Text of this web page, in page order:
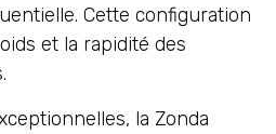
Cette configuration
et la rapidité des
la Zonda